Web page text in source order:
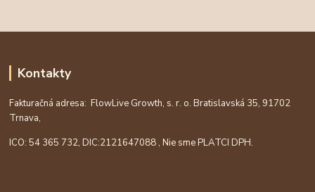
Kontakty
Fakturačná adresa: FlowLive Growth, s. r. o. Bratislavská 35, 91702
Trnava,
ICO: 54 365 732, DIC:2121647088 , Nie sme PLATCI DPH.